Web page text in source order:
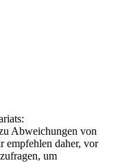
Abweichungen von
empfehlen daher, vor
um